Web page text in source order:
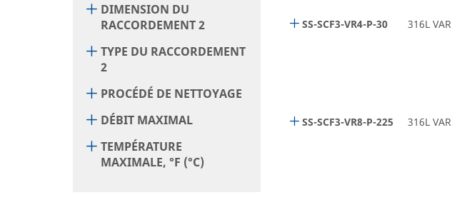
DIMENSION DU
RACCORDEMENT 2
TYPE DU RACCORDEMENT
2
PROCÉDÉ DE NETTOYAGE
DÉBIT MAXIMAL
TEMPÉRATURE
MAXIMALE, °F (°C)
SS-SCF3-VR4-P-30 316L VAR
SS-SCF3-VR8-P-225 316L VAR